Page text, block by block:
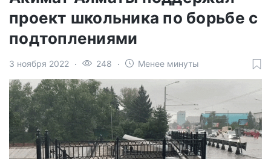
проект школьника по борьбе с
подтоплениями
3 ноября 2022 248 Менее минуты